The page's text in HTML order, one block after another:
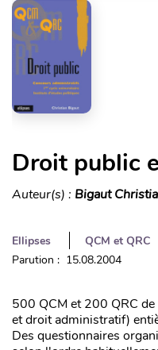
Droit public
Auteur(s) : Bigaut
Ellipses
QCM et QRC
Parution : 15.08.2004
500 QCM et 200 QRC
et droit administratif)
Des questionnaires